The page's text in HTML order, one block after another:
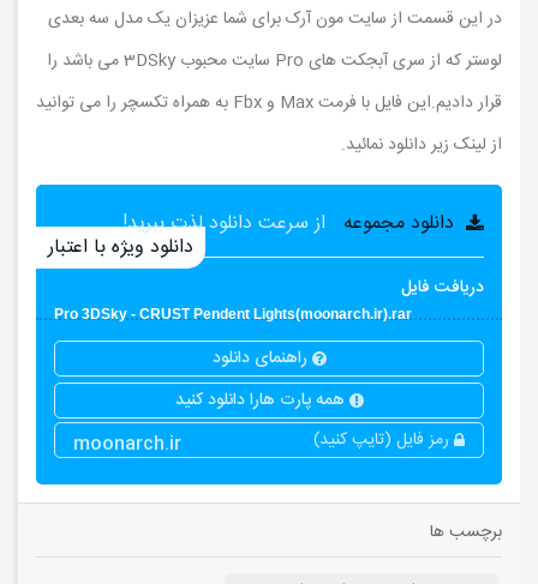
در این قسمت از سایت مون آرک برای شما عزیزان یک مدل سه بعدی
لوستر که از سری آبجکت های Pro سایت محبوب 3DSky می باشد را
قرار دادیم.این فایل با فرمت Max و Fbx به همراه تکسچر را می توانید
از لینک زیر دانلود نمائید.
دانلود مجموعه از سرعت دانلود لذت ببرید!
دانلود ویژه با اعتبار
دریافت فایل
Pro 3DSky - CRUST Pendent Lights(moonarch.ir).rar
راهنمای دانلود
همه پارت هارا دانلود کنید
رمز فایل (تایپ کنید)
moonarch.ir
برچسب ها